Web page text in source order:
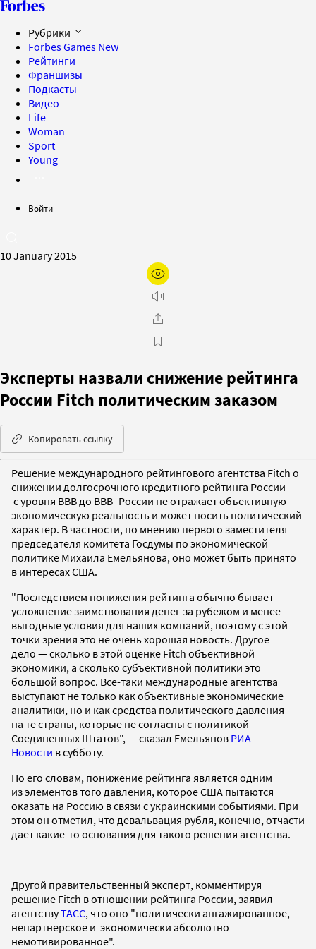
Рубрики
Forbes Games New
Рейтинги
Франшизы
Подкасты
Видео
Life
Woman
Sport
Young
Войти
10 January 2015
Эксперты назвали снижение рейтинга
России Fitch политическим заказом
Копировать ссылку
Решение международного рейтингового агентства Fitch о
снижении долгосрочного кредитного рейтинга России
с уровня BBB до BBB- России не отражает объективную
экономическую реальность и может носить политический
характер. В частности, по мнению первого заместителя
председателя комитета Госдумы по экономической
политике Михаила Емельянова, оно может быть принято
в интересах США.
"Последствием понижения рейтинга обычно бывает
усложнение заимствования денег за рубежом и менее
выгодные условия для наших компаний, поэтому с этой
точки зрения это не очень хорошая новость. Другое
дело — сколько в этой оценке Fitch объективной
экономики, а сколько субъективной политики это
большой вопрос. Все-таки международные агентства
выступают не только как объективные экономические
аналитики, но и как средства политического давления
на те страны, которые не согласны с политикой
Соединенных Штатов", — сказал Емельянов РИА
Новости в субботу.
По его словам, понижение рейтинга является одним
из элементов того давления, которое США пытаются
оказать на Россию в связи с украинскими событиями. При
этом он отметил, что девальвация рубля, конечно, отчасти
дает какие-то основания для такого решения агентства.
Другой правительственный эксперт, комментируя
решение Fitch в отношении рейтинга России, заявил
агентствуТАСС, что оно "политически ангажированное,
непартнерское и экономически абсолютно
немотивированное".